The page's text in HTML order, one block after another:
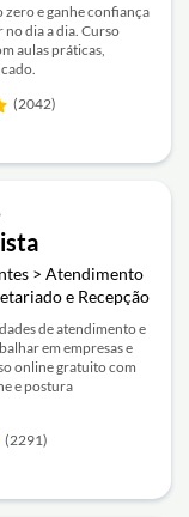
zero e ganhe confiança
no dia a dia. Curso
aulas práticas,
(2042)
> Atendimento
e Recepção
de atendimento e
em empresas e
online gratuito com
e postura
(2291)